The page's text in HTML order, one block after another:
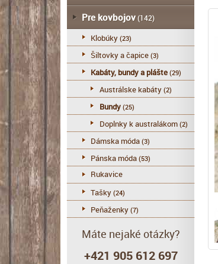
Pre kovbojov(142)
Klobúky (23)
Šiltovky a čapice (3)
Kabáty, bundy a plášte (29)
Austrálske kabáty (2)
Bundy (25)
Doplnky k australákom (2)
Dámska móda (3)
Pánska móda (53)
Rukavice
Tašky (24)
Peňaženky (7)
Máte nejaké otázky?
+421 905 612 697